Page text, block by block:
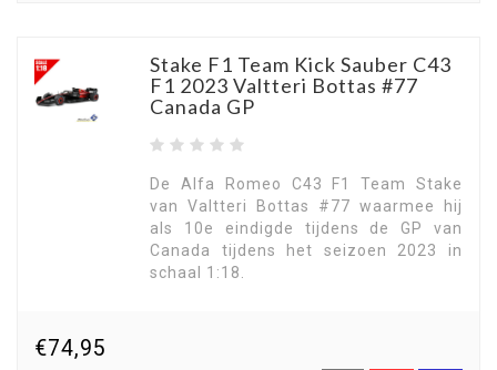
Stake F1 Team Kick Sauber C43
F1 2023 Valtteri Bottas #77
Canada GP
De Alfa Romeo C43 F1 Team Stake
van Valtteri Bottas #77 waarmee hij
als 10e eindigde tijdens de GP van
Canada tijdens het seizoen 2023 in
schaal 1:18.
€74,95